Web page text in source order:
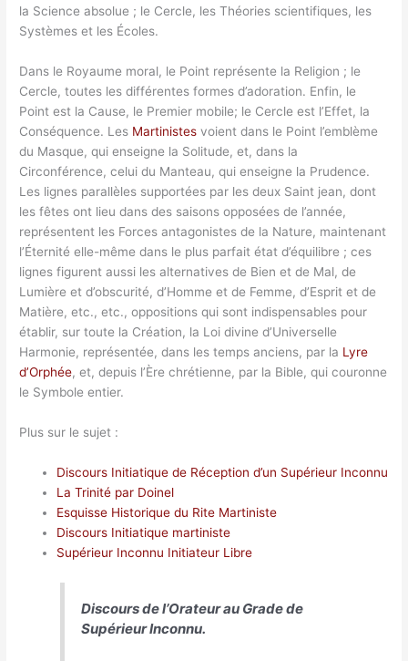
la Science absolue ; le Cercle, les Théories scientifiques, les
Systèmes et les Écoles.
Dans le Royaume moral, le Point représente la Religion ; le
Cercle, toutes les différentes formes d’adoration. Enfin, le
Point est la Cause, le Premier mobile; le Cercle est l’Effet, la
Conséquence. Les Martinistes voient dans le Point l’emblème
du Masque, qui enseigne la Solitude, et, dans la
Circonférence, celui du Manteau, qui enseigne la Prudence.
Les lignes parallèles supportées par les deux Saint jean, dont
les fêtes ont lieu dans des saisons opposées de l’année,
représentent les Forces antagonistes de la Nature, maintenant
l’Éternité elle-même dans le plus parfait état d’équilibre ; ces
lignes figurent aussi les alternatives de Bien et de Mal, de
Lumière et d’obscurité, d’Homme et de Femme, d’Esprit et de
Matière, etc., etc., oppositions qui sont indispensables pour
établir, sur toute la Création, la Loi divine d’Universelle
Harmonie, représentée, dans les temps anciens, par la Lyre
d’Orphée, et, depuis l’Ère chrétienne, par la Bible, qui couronne
le Symbole entier.
Plus sur le sujet :
Discours Initiatique de Réception d’un Supérieur Inconnu
La Trinité par Doinel
Esquisse Historique du Rite Martiniste
Discours Initiatique martiniste
Supérieur Inconnu Initiateur Libre
Discours de l’Orateur au Grade de
Supérieur Inconnu.